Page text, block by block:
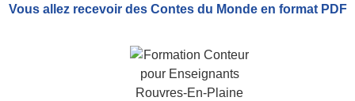
Vous allez recevoir des Contes du Monde en format PDF